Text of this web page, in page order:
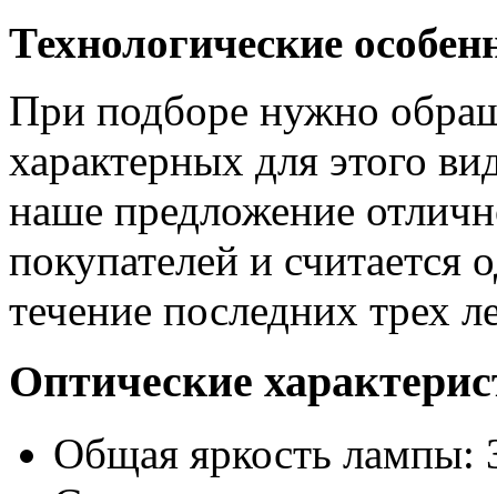
Технологические
При подборе нужно
характерных для этого
наше предложение
покупателей и
течение последних трех
Оптические
Общая яркость лампы: